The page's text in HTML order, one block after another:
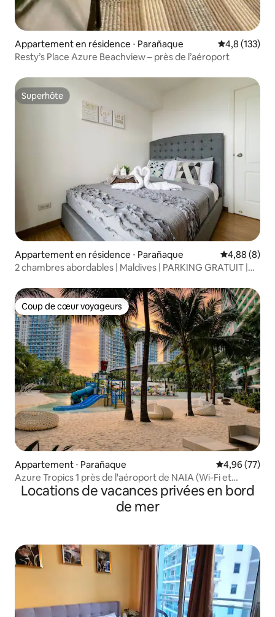
Appartement en résidence ⋅ Parañaque Évaluation
4,8 (133)
Resty’s Place Azure Beachview – près de l’aéroport
Superhôte
Superhôte
Appartement en résidence ⋅ Parañaque Évaluation
4,88 (8)
2 chambres abordables | Maldives | PARKING GRATUIT |
Coup de cœur voyageurs
Coup de cœur voyageurs
Appartement ⋅ Parañaque Évaluation
4,96 (77)
Azure Tropics 1 près de l'aéroport de NAIA (Wi-Fi et
Netflix)
Locations de vacances privées en bord
de mer